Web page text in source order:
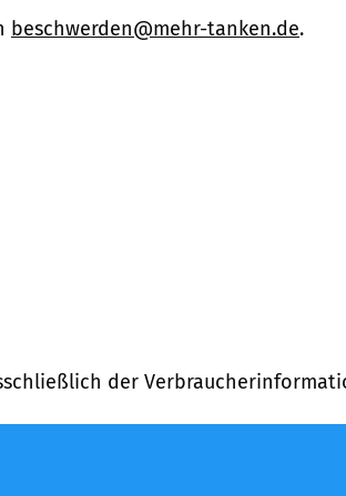
beschwerden@mehr-tanken.de.
der